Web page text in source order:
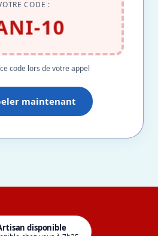
CODE :
10
code lors de votre appel
maintenant
disponible